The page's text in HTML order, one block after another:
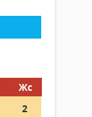
Жс
2